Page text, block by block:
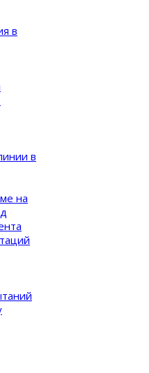
в
в
на